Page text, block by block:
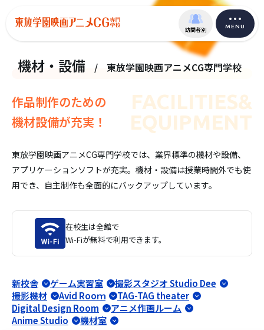
訪問者別 MENU
機材・設備 / 東放学園映画アニメCG専門学校
作品制作のための
機材設備が充実！
FACILITIES&
EQUIPMENT
東放学園映画アニメCG専門学校では、業界標準の機材や設備、
アプリケーションソフトが充実。機材・設備は授業時間外でも使
用でき、自主制作も全面的にバックアップしています。
在校生は全館で
Wi-Fiが無料で利用できます。
新校舎 ゲーム実習室
撮影スタジオ Studio Dee
撮影機材
Avid Rooｍ
TAG-TAG theater
Digital Design Room
アニメ作画ルーム
Anime Studio
機材室